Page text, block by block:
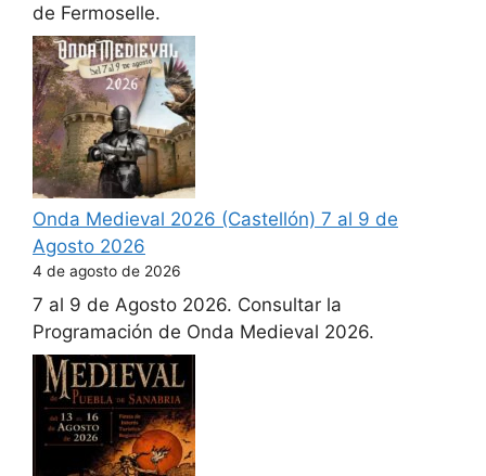
de Fermoselle.
Onda Medieval 2026 (Castellón) 7 al 9 de
Agosto 2026
4 de agosto de 2026
7 al 9 de Agosto 2026. Consultar la
Programación de Onda Medieval 2026.